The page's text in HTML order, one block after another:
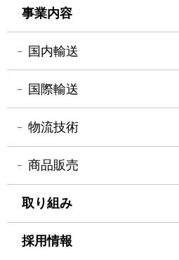
事業内容
国内輸送
国際輸送
物流技術
商品販売
取り組み
採用情報